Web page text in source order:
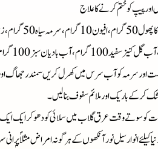
پیپ کو ختم کرنے کا علاج
اور سرمہ کو آب سرس میں کھرل کریں سمندر جھاگ اور
کرکے باریک اور ملائم سفوف بنالیں۔
کو سوتے وقت عرق گلاب میں سلائی کو دھوکر ایک ایک
انوار سیل نور آنکھوں کے ہر گونہ امراض مثلاؐؐ